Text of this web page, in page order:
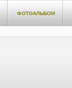
ФОТОАЛЬБОМ